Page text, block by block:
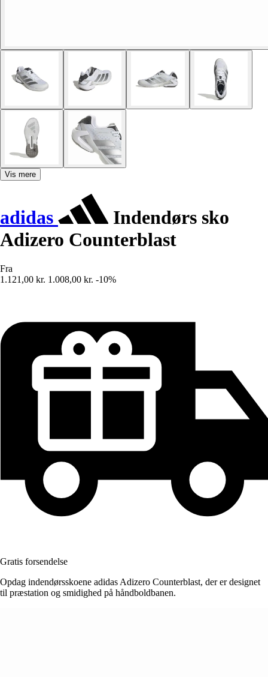
Vis mere
adidas
Indendørs sko
Adizero Counterblast
Fra
1.121,00 kr. 1.008,00 kr. -10%
Gratis forsendelse
Opdag indendørsskoene adidas Adizero Counterblast, der er designet
til præstation og smidighed på håndboldbanen.